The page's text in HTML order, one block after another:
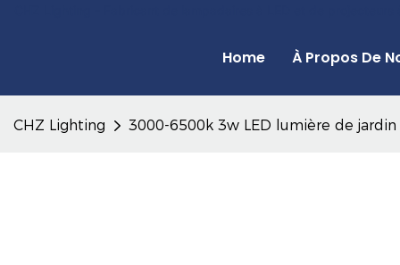
Home À Propos De
CHZ Lighting 3000-6500k 3w LED lumière de